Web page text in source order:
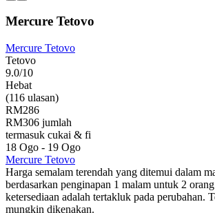
Mercure Tetovo
Mercure Tetovo
Tetovo
9.0/10
Hebat
(116 ulasan)
RM286
RM306 jumlah
termasuk cukai & fi
18 Ogo - 19 Ogo
Mercure Tetovo
Harga semalam terendah yang ditemui dalam
berdasarkan penginapan 1 malam untuk 2
ketersediaan adalah tertakluk pada perubahan.
mungkin dikenakan.